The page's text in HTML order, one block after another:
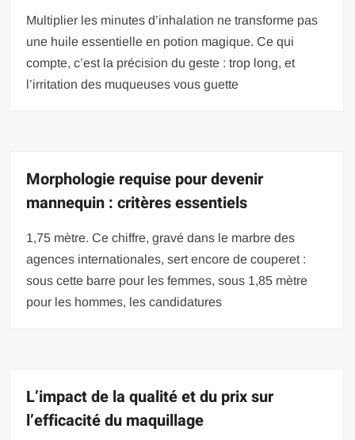
Multiplier les minutes d’inhalation ne transforme pas
une huile essentielle en potion magique. Ce qui
compte, c’est la précision du geste : trop long, et
l’irritation des muqueuses vous guette
Morphologie requise pour devenir
mannequin : critères essentiels
1,75 mètre. Ce chiffre, gravé dans le marbre des
agences internationales, sert encore de couperet :
sous cette barre pour les femmes, sous 1,85 mètre
pour les hommes, les candidatures
L’impact de la qualité et du prix sur
l’efficacité du maquillage